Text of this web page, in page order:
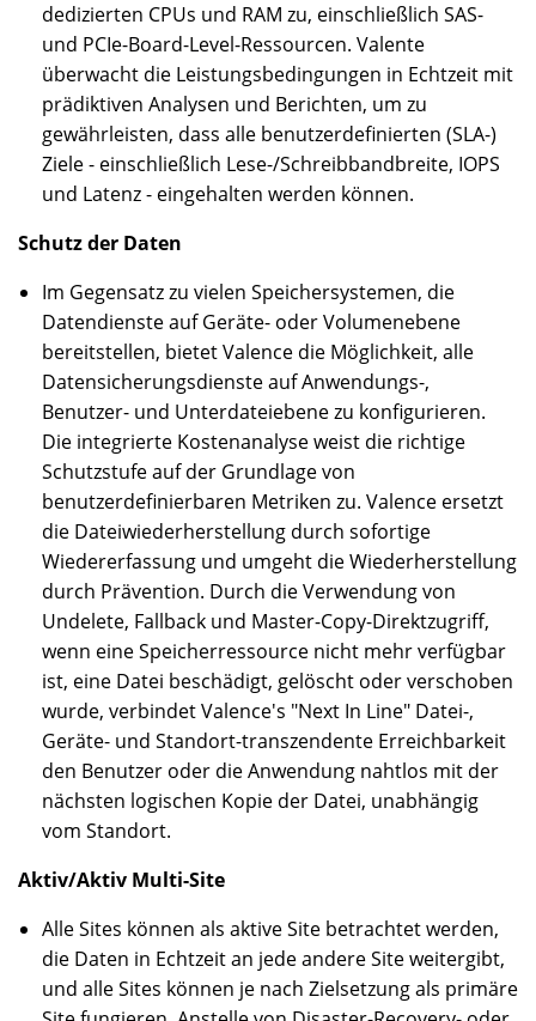
dedizierten CPUs und RAM zu, einschließlich SAS-
und PCIe-Board-Level-Ressourcen. Valente
überwacht die Leistungsbedingungen in Echtzeit mit
prädiktiven Analysen und Berichten, um zu
gewährleisten, dass alle benutzerdefinierten (SLA-)
Ziele - einschließlich Lese-/Schreibbandbreite, IOPS
und Latenz - eingehalten werden können.
Schutz der Daten
Im Gegensatz zu vielen Speichersystemen, die
Datendienste auf Geräte- oder Volumenebene
bereitstellen, bietet Valence die Möglichkeit, alle
Datensicherungsdienste auf Anwendungs-,
Benutzer- und Unterdateiebene zu konfigurieren.
Die integrierte Kostenanalyse weist die richtige
Schutzstufe auf der Grundlage von
benutzerdefinierbaren Metriken zu. Valence ersetzt
die Dateiwiederherstellung durch sofortige
Wiedererfassung und umgeht die Wiederherstellung
durch Prävention. Durch die Verwendung von
Undelete, Fallback und Master-Copy-Direktzugriff,
wenn eine Speicherressource nicht mehr verfügbar
ist, eine Datei beschädigt, gelöscht oder verschoben
wurde, verbindet Valence's "Next In Line" Datei-,
Geräte- und Standort-transzendente Erreichbarkeit
den Benutzer oder die Anwendung nahtlos mit der
nächsten logischen Kopie der Datei, unabhängig
vom Standort.
Aktiv/Aktiv Multi-Site
Alle Sites können als aktive Site betrachtet werden,
die Daten in Echtzeit an jede andere Site weitergibt,
und alle Sites können je nach Zielsetzung als primäre